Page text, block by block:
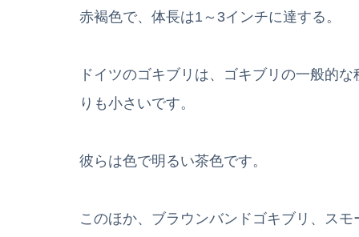
赤褐色で、体長は1～3インチに達する。
ドイツのゴキブリは、ゴキブリの一般的
りも小さいです。
彼らは色で明るい茶色です。
このほか、ブラウンバンドゴキブリ、ス